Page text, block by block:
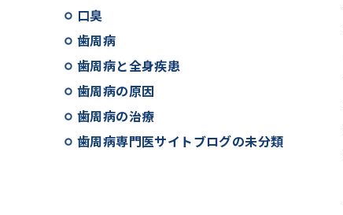
口臭
歯周病
歯周病と全身疾患
歯周病の原因
歯周病の治療
歯周病専門医サイトブログの未分類